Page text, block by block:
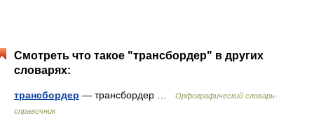
Смотреть что такое "трансбордер" в других
словарях:
трансбордер — трансбордер …
Орфографический словарь-
справочник